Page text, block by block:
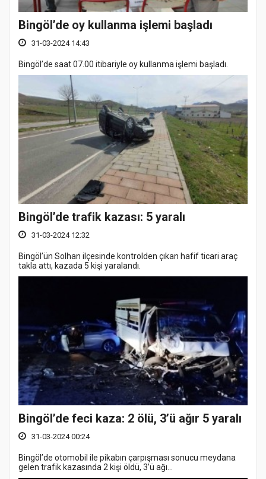
Bingöl’de oy kullanma işlemi başladı
31-03-2024 14:43
Bingöl’de saat 07.00 itibariyle oy kullanma işlemi başladı.
Bingöl’de trafik kazası: 5 yaralı
31-03-2024 12:32
Bingöl’ün Solhan ilçesinde kontrolden çıkan hafif ticari araç
takla attı, kazada 5 kişi yaralandı.
Bingöl’de feci kaza: 2 ölü, 3’ü ağır 5 yaralı
31-03-2024 00:24
Bingöl’de otomobil ile pikabın çarpışması sonucu meydana
gelen trafik kazasında 2 kişi öldü, 3’ü ağı...